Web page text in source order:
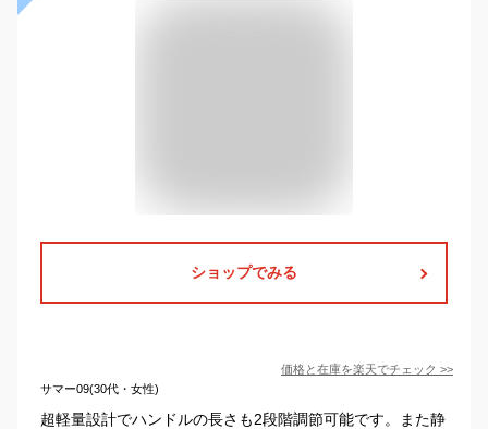
ショップでみる
価格と在庫を楽天でチェック >>
サマー09(30代・女性)
超軽量設計でハンドルの長さも2段階調節可能です。また静